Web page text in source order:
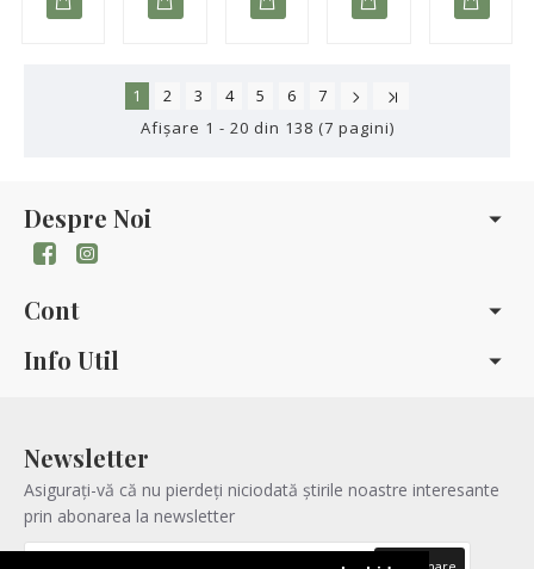
1 2 3 4 5 6
7
Afişare 1 - 20 din 138 (7 pagini)
Despre Noi
Cont
Info Util
Newsletter
Asigurați-vă că nu pierdeți niciodată știrile noastre interesante
prin abonarea la newsletter